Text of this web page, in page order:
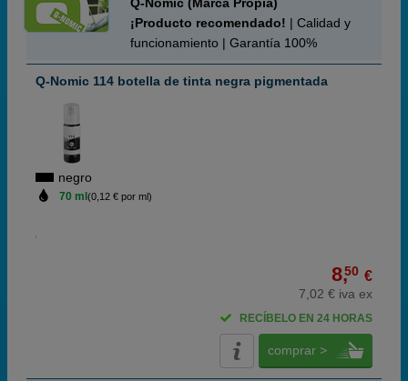
¡Producto recomendado! | Calidad y
funcionamiento | Garantía 100%
Q-Nomic 114 botella de tinta negra pigmentada
negro
70 ml (0,12 € por ml)
8,50 €
7,02 € iva ex
RECÍBELO EN 24 HORAS
comprar >